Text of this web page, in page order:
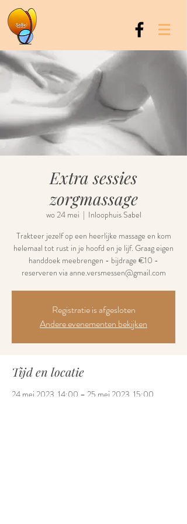
Extra sessies
zorgmassage
wo 24 mei
  |
Inloophuis Sabel
Trakteer jezelf op een heerlijke massage en kom
helemaal tot rust in je hoofd en je lijf. Graag eigen
handdoek meebrengen - bijdrage €10 -
reserveren via anne.versmessen@gmail.com
Registratie is afgesloten
Andere evenementen bekijken
Tijd en locatie
24 mei 2023, 14:00 – 25 mei 2023, 15:00